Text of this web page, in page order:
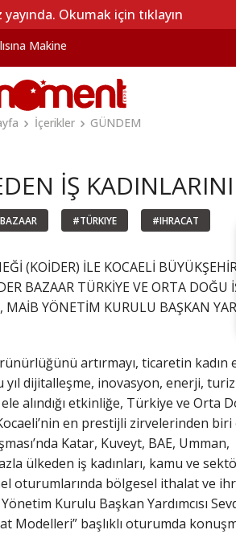
yayında. Okumak için tıklayın
Makine
İçerikler GÜNDEM
İŞ
#TÜRKIYE #IHRACAT
(KOİDER) İLE KOCAELİ
BAZAAR TÜRKİYE VE ORTA
MAİB YÖNETİM KURULU BAŞKAN
artırmayı, ticaretin kadın
dijitalleşme, inovasyon, enerji,
alındığı etkinliğe, Türkiye ve Orta
en prestijli zirvelerinden
Katar, Kuveyt, BAE, Umman,
ülkeden iş kadınları, kamu ve
oturumlarında bölgesel ithalat ve
Kurulu Başkan Yardımcısı
Modelleri” başlıklı oturumda